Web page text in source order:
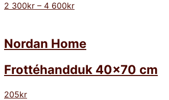
2 300kr – 4 600kr
Nordan Home
Frottéhandduk 40×70 cm
205kr